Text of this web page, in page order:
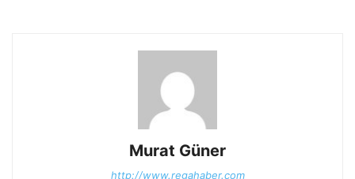
Murat Güner
http://www.regahaber.com